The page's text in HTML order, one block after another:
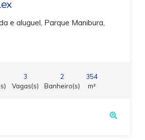
e aluguel, Parque Manibura,
3
Vagas(s)
2
Banheiro(s)
354
m²